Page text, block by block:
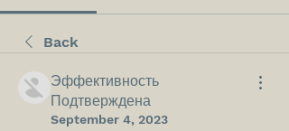
Back
Эффективность
Подтверждена
September 4, 2023